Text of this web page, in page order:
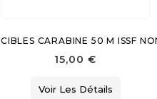
CIBLES CARABINE 50 M ISSF
15,00 €
Voir Les Détails